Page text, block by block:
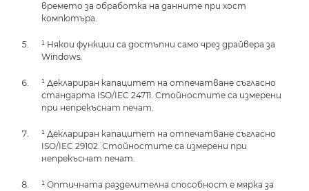
времето за обработка на данните при хост
компютъра.
¹ Някои функции са достъпни само чрез драйвера за
Windows.
¹ Деклариран капацитет на отпечатване съгласно
стандарта ISO/IEC 24711. Стойностите са измерени
при непрекъснат печат.
¹ Деклариран капацитет на отпечатване съгласно
ISO/IEC 29102. Стойностите са измерени при
непрекъснат печат.
¹ Оптичната разделителна способност е мярка за